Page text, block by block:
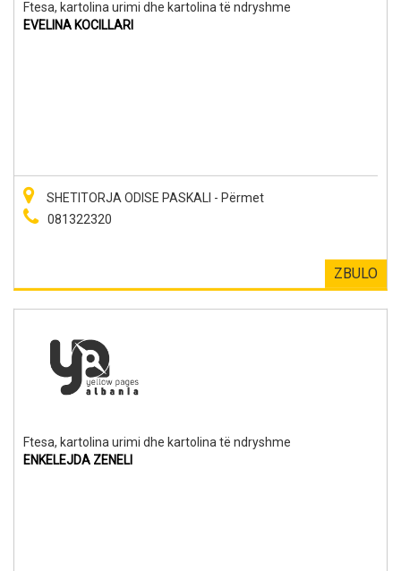
Ftesa, kartolina urimi dhe kartolina të ndryshme
EVELINA KOCILLARI
SHETITORJA ODISE PASKALI - Përmet
081322320
ZBULO
Ftesa, kartolina urimi dhe kartolina të ndryshme
ENKELEJDA ZENELI